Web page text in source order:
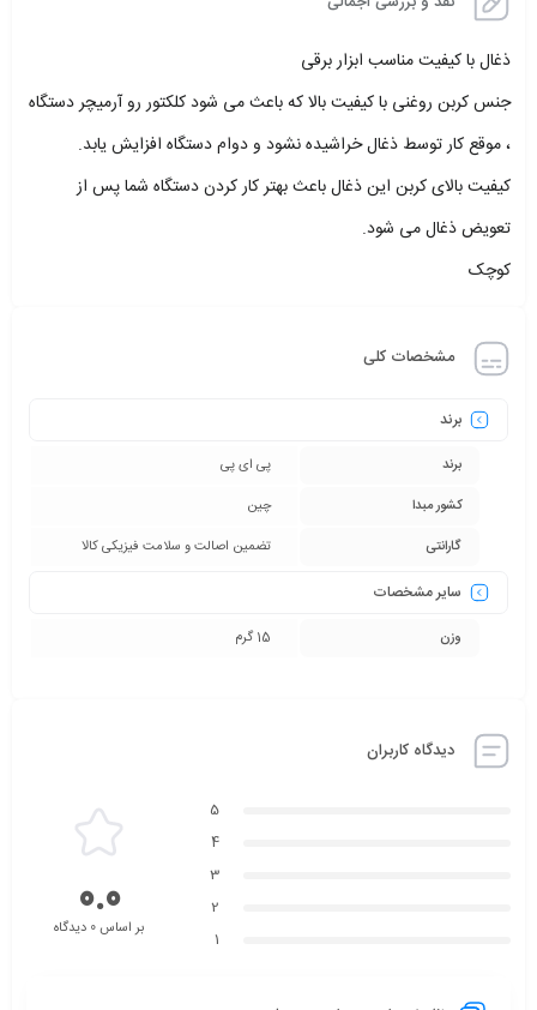
ذغال با کیفیت مناسب ابزار برقی
جنس کربن روغنی با کیفیت بالا که باعث می شود کلکتور رو آرمیچر دستگاه
، موقع کار توسط ذغال خراشیده نشود و دوام دستگاه افزایش یابد.
کیفیت بالای کربن این ذغال باعث بهتر کار کردن دستگاه شما پس از
تعویض ذغال می شود.
کوچک
مشخصات کلی
برند
برند
پی ای پی
کشور مبدا
چین
گارانتی
تضمین اصالت و سلامت فیزیکی کالا
سایر مشخصات
وزن 15 گرم
دیدگاه کاربران
5
4
3
2
1
0.0بر اساس 0 دیدگاه